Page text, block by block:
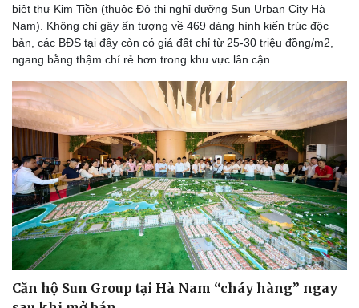
Sức khỏe
Dinh dưỡng - món ngon
Cây thuốc
Sản phụ khoa
Nhi khoa
Nam khoa
Làm đẹp - giảm cân
Phòng mạch online
Ăn sạch sống khỏe
Đời sống
Nhà đẹp
Blog
Tình yêu - Gia đình
biệt thự Kim Tiền (thuộc Đô thị nghỉ dưỡng Sun Urban City Hà
Nam). Không chỉ gây ấn tượng về 469 dáng hình kiến trúc độc
bản, các BĐS tại đây còn có giá đất chỉ từ 25-30 triệu đồng/m2,
ngang bằng thậm chí rẻ hơn trong khu vực lân cận.
Căn hộ Sun Group tại Hà Nam “cháy hàng” ngay